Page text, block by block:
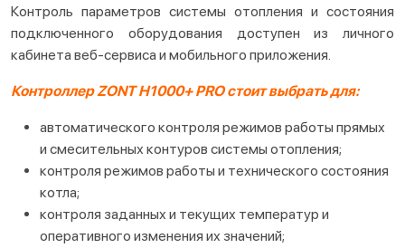
Контроль параметров системы отопления и состояния
подключенного оборудования доступен из личного
кабинета веб-сервиса и мобильного приложения.
КонтроллерZONT H1000+PROстоит выбрать для:
автоматического контроля режимов работы прямых
и смесительных контуров системы отопления;
контроля режимов работы и технического состояния
котла;
контроля заданных и текущих температур и
оперативного изменения их значений;